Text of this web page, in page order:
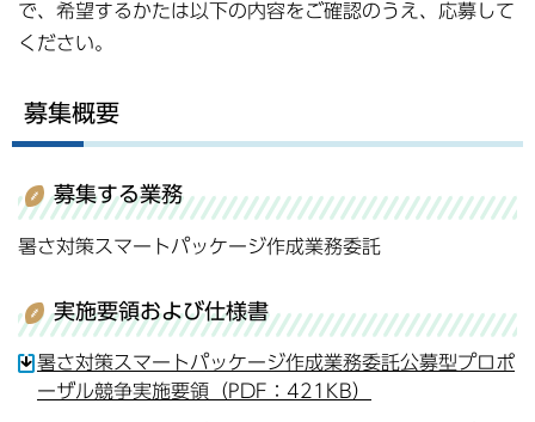
で、希望するかたは以下の内容をご確認のうえ、応募して
ください。
募集概要
募集する業務
暑さ対策スマートパッケージ作成業務委託
実施要領および仕様書
暑さ対策スマートパッケージ作成業務委託公募型プロポ
ーザル競争実施要領（PDF：421KB）